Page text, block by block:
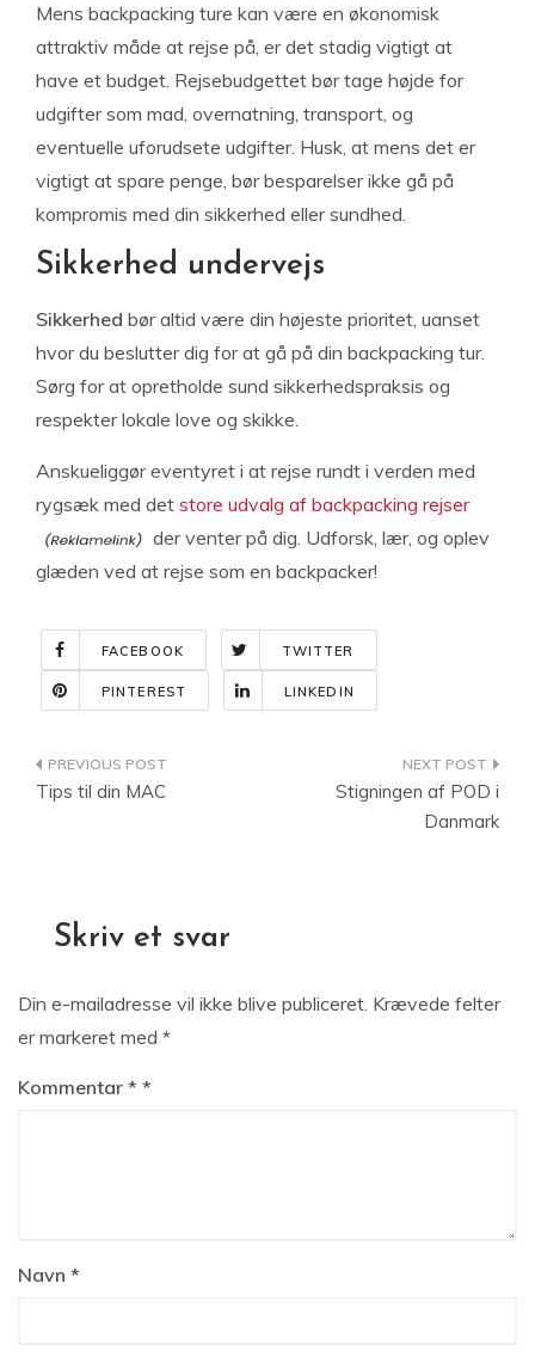
Mens backpacking ture kan være en økonomisk
attraktiv måde at rejse på, er det stadig vigtigt at
have et budget. Rejsebudgettet bør tage højde for
udgifter som mad, overnatning, transport, og
eventuelle uforudsete udgifter. Husk, at mens det er
vigtigt at spare penge, bør besparelser ikke gå på
kompromis med din sikkerhed eller sundhed.
Sikkerhed undervejs
Sikkerhed bør altid være din højeste prioritet, uanset
hvor du beslutter dig for at gå på din backpacking tur.
Sørg for at opretholde sund sikkerhedspraksis og
respekter lokale love og skikke.
Anskueliggør eventyret i at rejse rundt i verden med
rygsæk med det store udvalg af backpacking rejser
der venter på dig. Udforsk, lær, og oplev
glæden ved at rejse som en backpacker!
FACEBOOK TWITTER
PINTEREST LINKEDIN
Indlægsnavigation
Tips til din MAC
Stigningen af POD i
Danmark
Skriv et svar
Din e-mailadresse vil ikke blive publiceret. Krævede felter
er markeret med *
Kommentar *
Navn *